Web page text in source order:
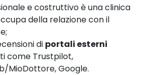
e costruttivo è una clinica
della relazione con il
di portali esterni
come Trustpilot,
MioDottore, Google.